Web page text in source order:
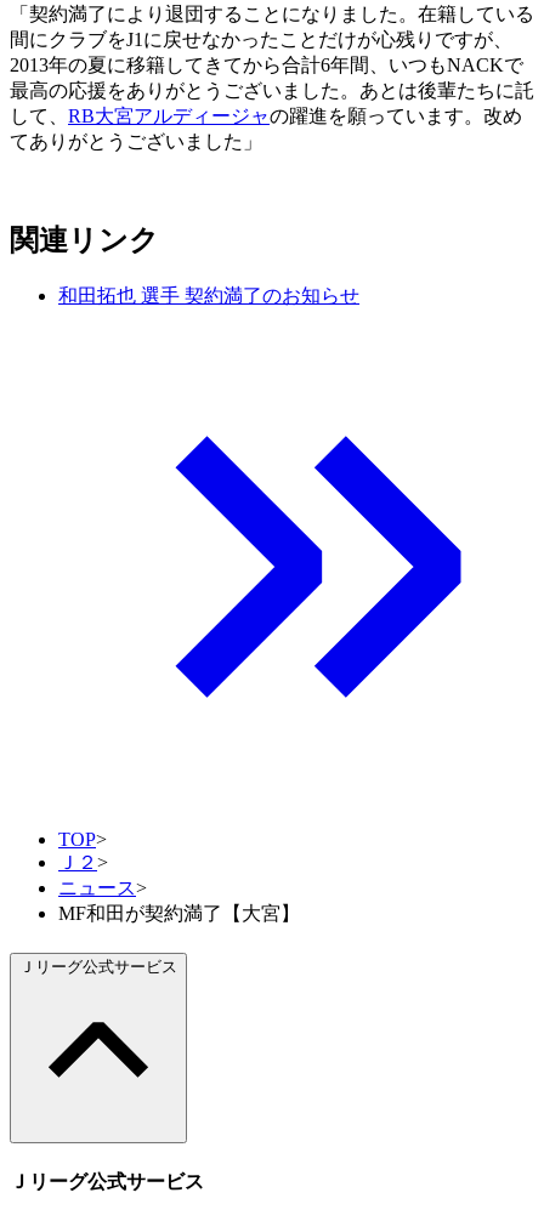
「契約満了により退団することになりました。在籍している
間にクラブをJ1に戻せなかったことだけが心残りですが、
2013年の夏に移籍してきてから合計6年間、いつもNACKで
最高の応援をありがとうございました。あとは後輩たちに託
して、 RB大宮アルディージャの躍進を願っています。改め
てありがとうございました」
関連リンク
和田拓也 選手 契約満了のお知らせ
TOP>
Ｊ２ >
ニュース>
MF和田が契約満了【大宮】
Ｊリーグ公式サービス
Ｊリーグ公式サービス